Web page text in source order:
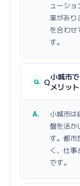
ューショ
業があり
を合わせ
す。
Q小城市
メリッ
小城市は
盤を活か
す。都市
く、仕事
です。